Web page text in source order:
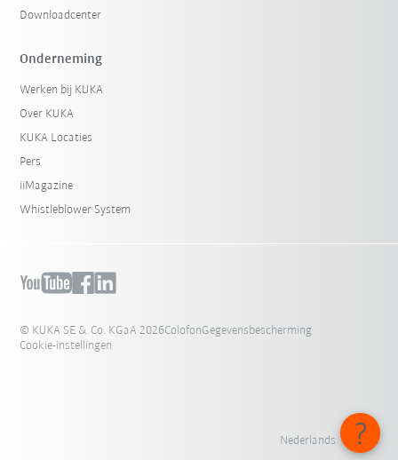
Downloadcenter
Onderneming
Werken bij KUKA
Over KUKA
KUKA Locaties
Pers
iiMagazine
Whistleblower System
© KUKA SE & Co. KGaA 2026ColofonGegevensbescherming
Cookie-instellingen
Nederlands - België